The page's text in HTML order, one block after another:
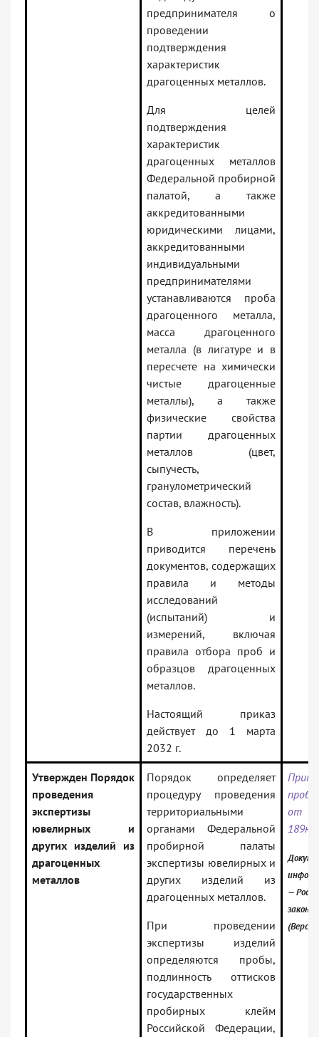
предпринимателя о
проведении
подтверждения
характеристик
драгоценных металлов.
Для целей
подтверждения
характеристик
драгоценных металлов
Федеральной пробирной
палатой, а также
аккредитованными
юридическими лицами,
аккредитованными
индивидуальными
предпринимателями
устанавливаются проба
драгоценного металла,
масса драгоценного
металла (в лигатуре и в
пересчете на химически
чистые драгоценные
металлы), а также
физические свойства
партии драгоценных
металлов (цвет,
сыпучесть,
гранулометрический
состав, влажность).
В приложении
приводится перечень
документов, содержащих
правила и методы
исследований
(испытаний) и
измерений, включая
правила отбора проб и
образцов драгоценных
металлов.
Настоящий приказ
действует до 1 марта
2032 г.
Утвержден Порядок
проведения
экспертизы
ювелирных и
других изделий из
драгоценных
металлов
Порядок определяет
процедуру проведения
территориальными
органами Федеральной
пробирной палаты
экспертизы ювелирных и
других изделий из
драгоценных металлов.
При проведении
экспертизы изделий
определяются пробы,
подлинность оттисков
государственных
пробирных клейм
Российской Федерации,
от
189н
—